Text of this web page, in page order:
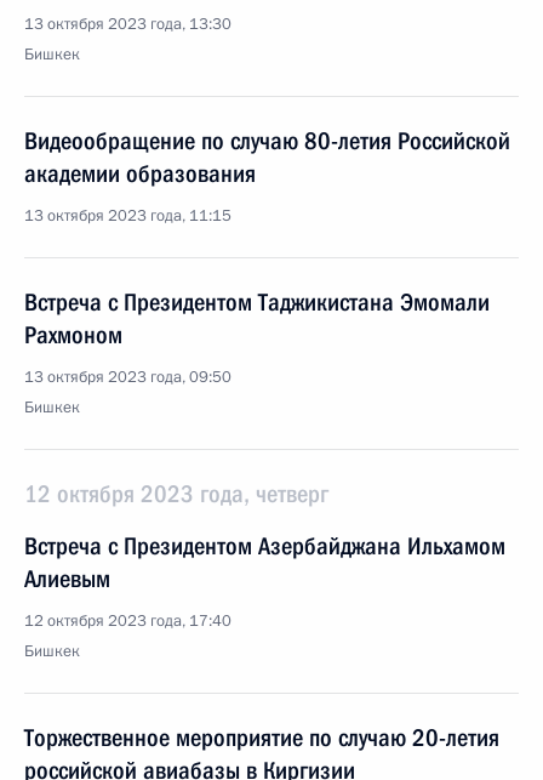
13 октября 2023 года, 13:30
Бишкек
Видеообращение по случаю 80-летия Российской
академии образования
13 октября 2023 года, 11:15
Встреча с Президентом Таджикистана Эмомали
Рахмоном
13 октября 2023 года, 09:50
Бишкек
12 октября 2023 года, четверг
Встреча с Президентом Азербайджана Ильхамом
Алиевым
12 октября 2023 года, 17:40
Бишкек
Торжественное мероприятие по случаю 20-летия
российской авиабазы в Киргизии